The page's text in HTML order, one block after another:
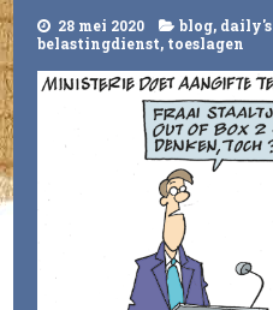
28 mei 2020 blog, daily's
belastingdienst, toeslagen